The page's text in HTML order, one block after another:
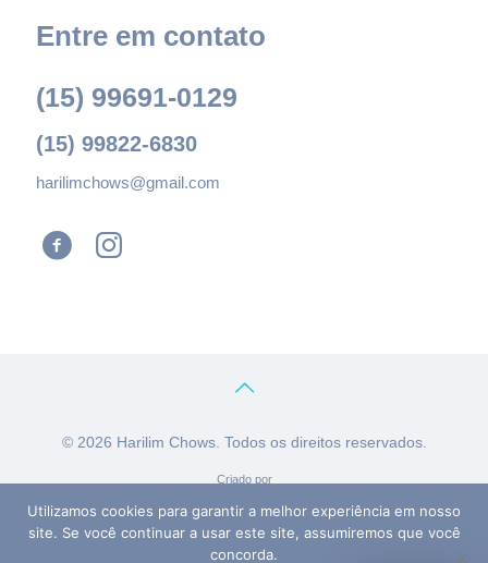
Entre em contato
(15) 99691-0129
(15) 99822-6830
harilimchows@gmail.com
© 2026 Harilim Chows. Todos os direitos reservados.
Criado por
Utilizamos cookies para garantir a melhor experiência em nosso
site. Se você continuar a usar este site, assumiremos que você
concorda.